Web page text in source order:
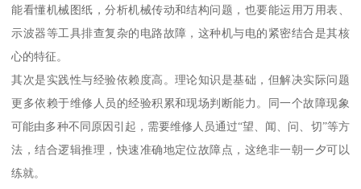
能看懂机械图纸，分析机械传动和结构问题，也要能运用万用表、
示波器等工具排查复杂的电路故障，这种机与电的紧密结合是其核
心的特征。
其次是实践性与经验依赖度高。理论知识是基础，但解决实际问题
更多依赖于维修人员的经验积累和现场判断能力。同一个故障现象
可能由多种不同原因引起，需要维修人员通过“望、闻、问、切”等方
法，结合逻辑推理，快速准确地定位故障点，这绝非一朝一夕可以
练就。